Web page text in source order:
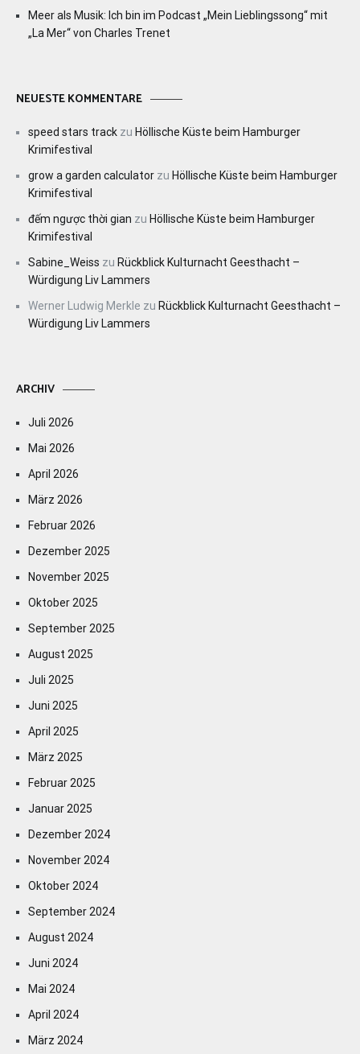
Meer als Musik: Ich bin im Podcast „Mein Lieblingssong“ mit
„La Mer“ von Charles Trenet
NEUESTE KOMMENTARE
speed stars track zu Höllische Küste beim Hamburger
Krimifestival
grow a garden calculator zu Höllische Küste beim Hamburger
Krimifestival
đếm ngược thời gian zu Höllische Küste beim Hamburger
Krimifestival
Sabine_Weiss zu Rückblick Kulturnacht Geesthacht –
Würdigung Liv Lammers
Werner Ludwig Merkle zu Rückblick Kulturnacht Geesthacht –
Würdigung Liv Lammers
ARCHIV
Juli 2026
Mai 2026
April 2026
März 2026
Februar 2026
Dezember 2025
November 2025
Oktober 2025
September 2025
August 2025
Juli 2025
Juni 2025
April 2025
März 2025
Februar 2025
Januar 2025
Dezember 2024
November 2024
Oktober 2024
September 2024
August 2024
Juni 2024
Mai 2024
April 2024
März 2024